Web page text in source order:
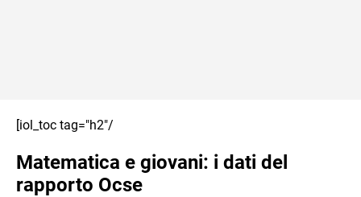
[iol_toc tag="h2"/
Matematica e giovani: i dati del
rapporto Ocse